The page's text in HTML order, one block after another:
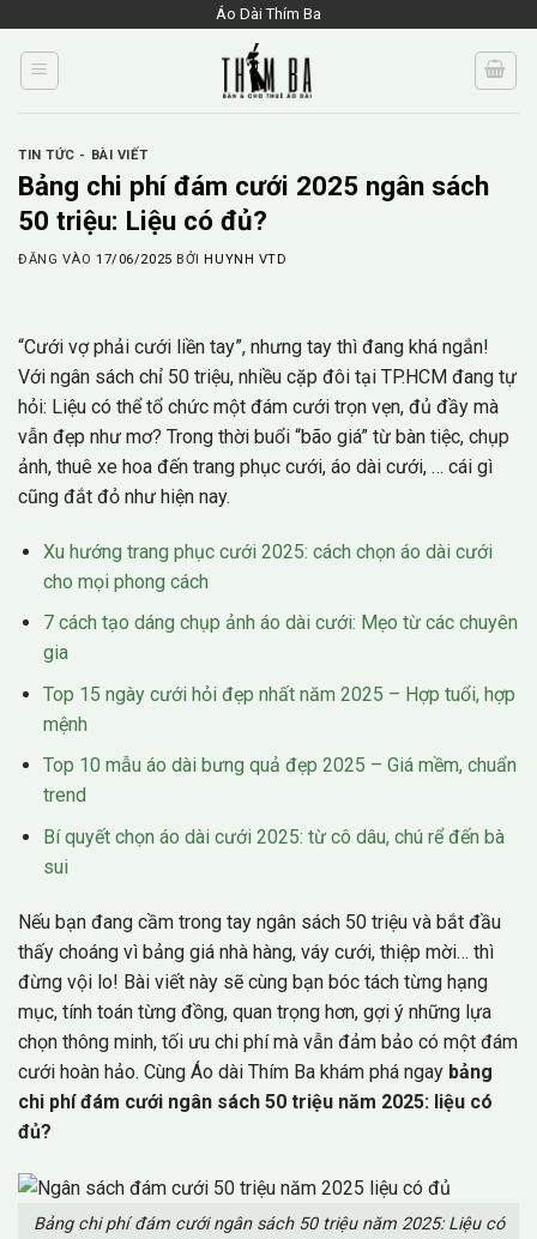
content
Áo Dài Thím Ba
TIN TỨC - BÀI VIẾT
Bảng chi phí đám cưới 2025 ngân sách
50 triệu: Liệu có đủ?
ĐĂNG VÀO17/06/2025 BỞI HUYNH VTD
“Cưới vợ phải cưới liền tay”, nhưng tay thì đang khá ngắn!
Với ngân sách chỉ 50 triệu, nhiều cặp đôi tại TP.HCM đang tự
hỏi: Liệu có thể tổ chức một đám cưới trọn vẹn, đủ đầy mà
vẫn đẹp như mơ? Trong thời buổi “bão giá” từ bàn tiệc, chụp
ảnh, thuê xe hoa đến trang phục cưới, áo dài cưới, … cái gì
cũng đắt đỏ như hiện nay.
Xu hướng trang phục cưới 2025: cách chọn áo dài cưới
cho mọi phong cách
7 cách tạo dáng chụp ảnh áo dài cưới: Mẹo từ các chuyên
gia
Top 15 ngày cưới hỏi đẹp nhất năm 2025 – Hợp tuổi, hợp
mệnh
Top 10 mẫu áo dài bưng quả đẹp 2025 – Giá mềm, chuẩn
trend
Bí quyết chọn áo dài cưới 2025: từ cô dâu, chú rể đến bà
sui
Nếu bạn đang cầm trong tay ngân sách 50 triệu và bắt đầu
thấy choáng vì bảng giá nhà hàng, váy cưới, thiệp mời… thì
đừng vội lo! Bài viết này sẽ cùng bạn bóc tách từng hạng
mục, tính toán từng đồng, quan trọng hơn, gợi ý những lựa
chọn thông minh, tối ưu chi phí mà vẫn đảm bảo có một đám
cưới hoàn hảo. Cùng Áo dài Thím Ba khám phá ngay bảng
chi phí đám cưới ngân sách 50 triệu năm 2025: liệu có
đủ?
Bảng chi phí đám cưới ngân sách 50 triệu năm 2025: Liệu có